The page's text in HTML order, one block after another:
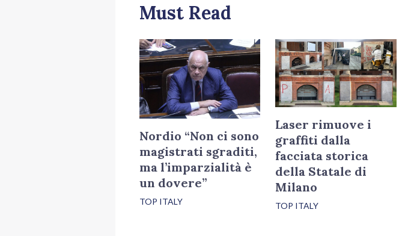
Must Read
Nordio “Non ci sono
magistrati sgraditi,
ma l’imparzialità è
un dovere”
TOP ITALY
Laser rimuove i
graffiti dalla
facciata storica
della Statale di
Milano
TOP ITALY